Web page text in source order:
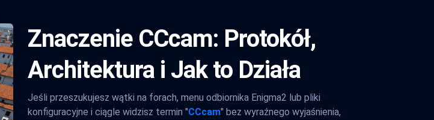
Znaczenie CCcam: Protokół,
Architektura i Jak to Działa
Jeśli przeszukujesz wątki na forach, menu odbiornika Enigma2 lub pliki
konfiguracyjne i ciągle widzisz termin "CCcam" bez wyraźnego wyjaśnienia,